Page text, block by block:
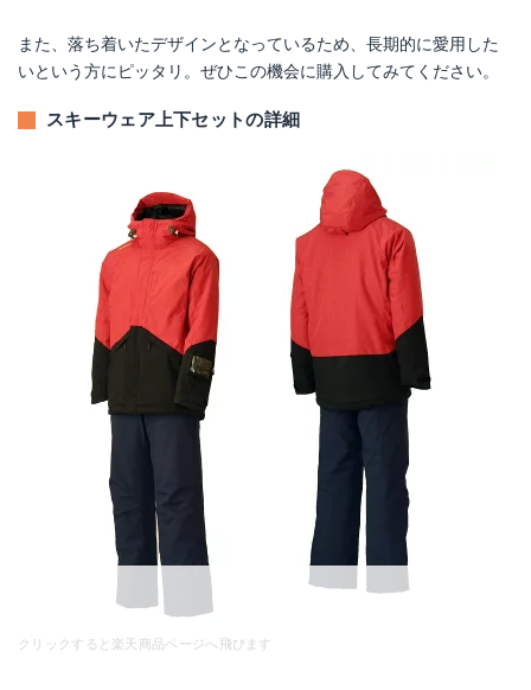
また、落ち着いたデザインとなっているため、長期的に愛用した
いという方にピッタリ。ぜひこの機会に購入してみてください。
スキーウェア上下セットの詳細
クリックすると楽天商品ページへ飛びます